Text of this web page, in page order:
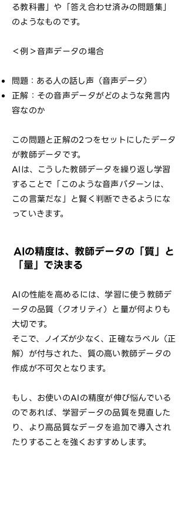
る教科書」や「答え合わせ済みの問題集」
のようなものです。
＜例＞音声データの場合
問題：ある人の話し声（音声データ）
正解：その音声データがどのような発言内
容なのか
この問題と正解の2つをセットにしたデータ
が教師データです。
AIは、こうした教師データを繰り返し学習
することで「このような音声パターンは、
この言葉だな」と賢く判断できるようにな
っていきます。
AIの精度は、教師データの「質」と
「量」で決まる
AIの性能を高めるには、学習に使う教師デ
ータの品質（クオリティ）と量が何よりも
大切です。
そこで、ノイズが少なく、正確なラベル（正
解）が付与された、質の高い教師データの
作成が不可欠となります。
もし、お使いのAIの精度が伸び悩んでいる
のであれば、学習データの品質を見直した
り、より高品質なデータを追加で導入され
たりすることを強くおすすめします。